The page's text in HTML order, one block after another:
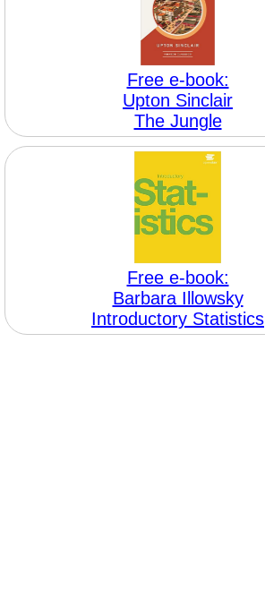
Free e-book:
Upton Sinclair
The Jungle
Free e-book:
Barbara Illowsky
Introductory Statistics